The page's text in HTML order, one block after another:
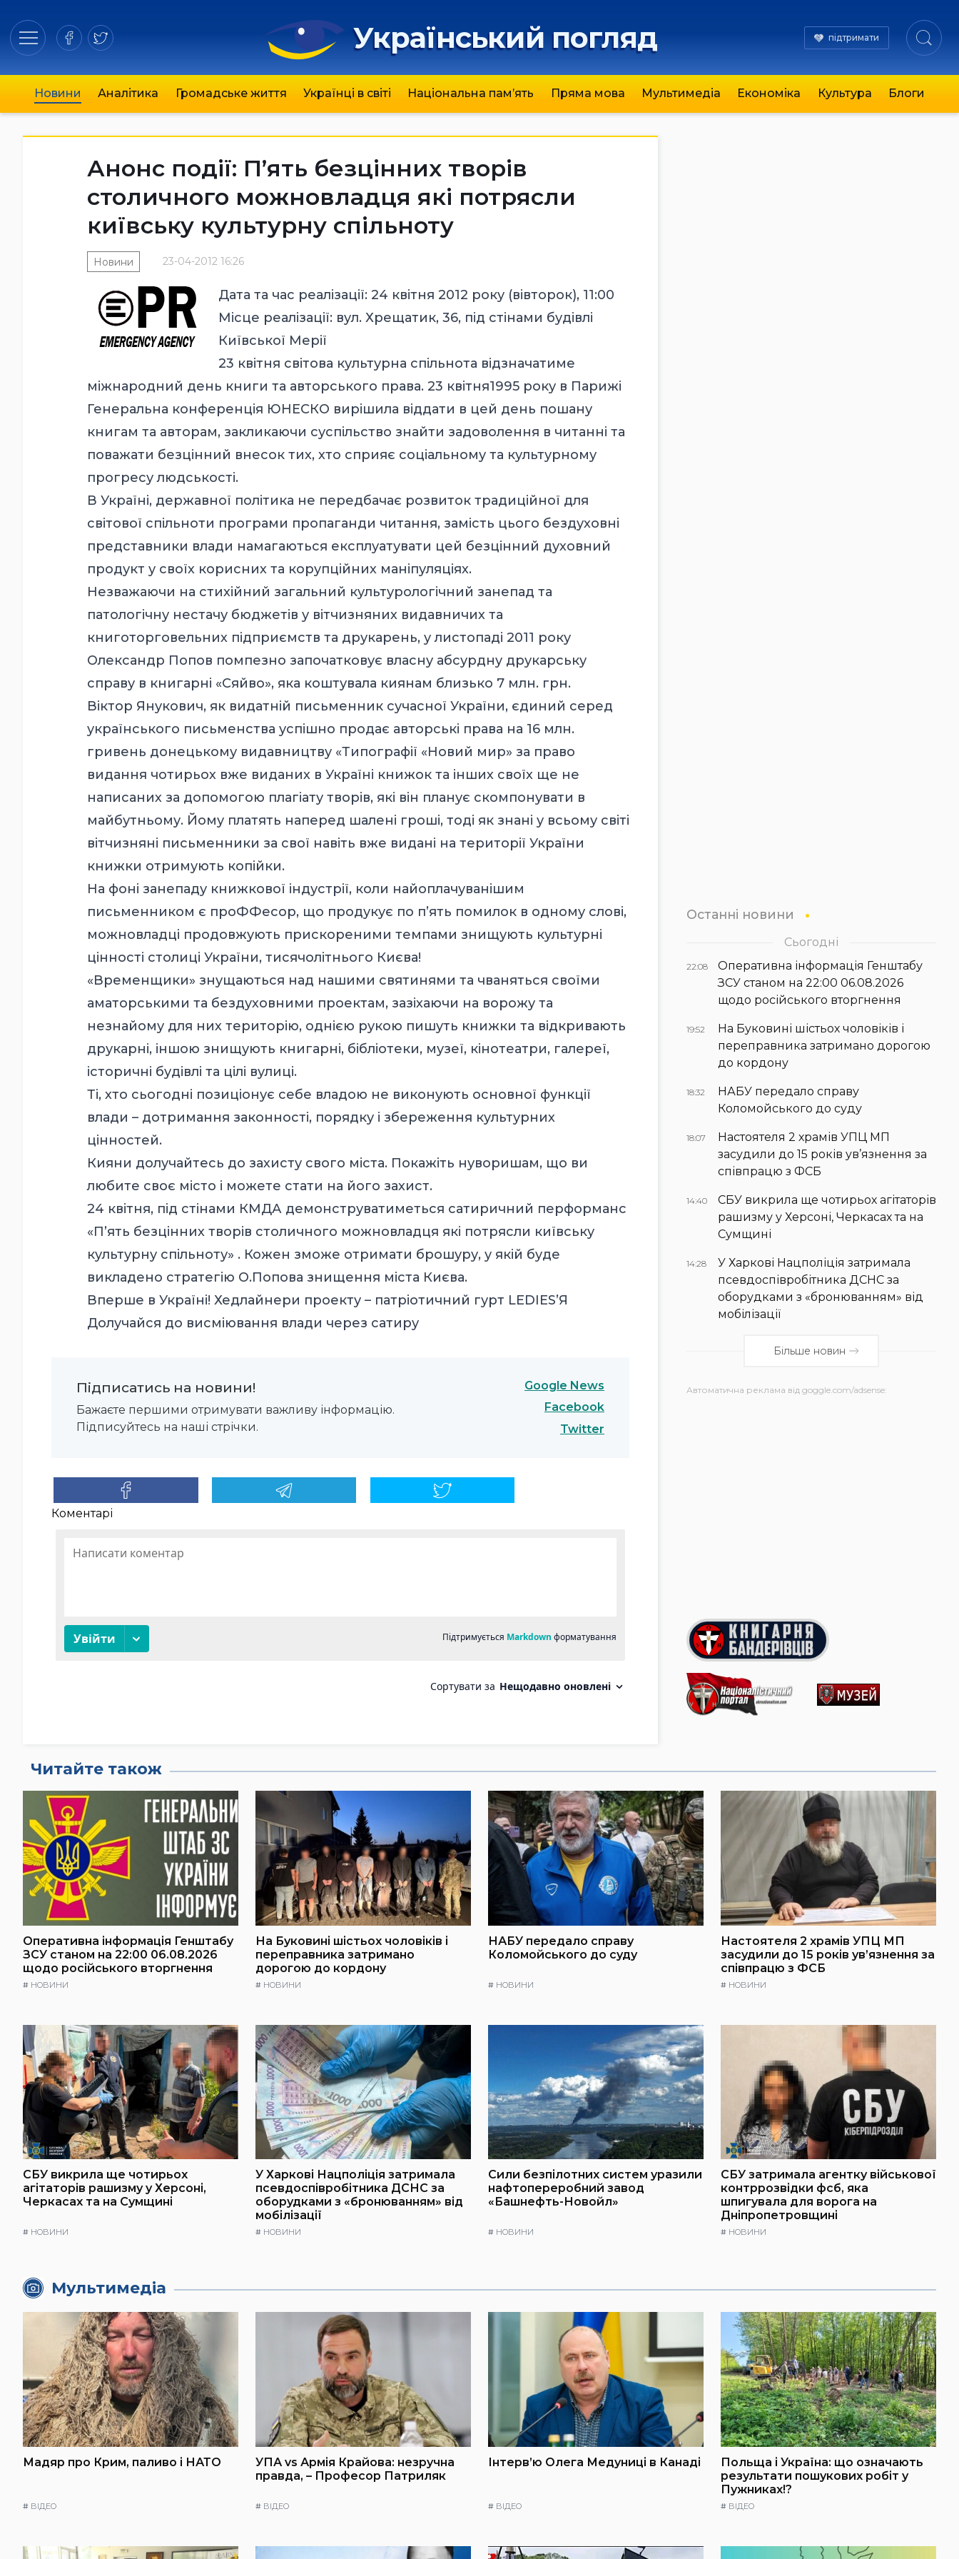
Український погляд підтримати
Новини Аналітика Громадське життя Українці в світі Національна пам’ять Пряма мова Мультимедіа Економіка Культура Блоги
Анонс події: П’ять безцінних творів
столичного можновладця які потрясли
київську культурну спільноту
23-04-2012 16:26
Новини
Дата та час реалізації: 24 квітня 2012 року (вівторок), 11:00
Місце реалізації: вул. Хрещатик, 36, під стінами будівлі
Київської Мерії
23 квітня світова культурна спільнота відзначатиме
міжнародний день книги та авторського права. 23 квітня1995 року в Парижі
Генеральна конференція ЮНЕСКО вирішила віддати в цей день пошану
книгам та авторам, закликаючи суспільство знайти задоволення в читанні та
поважати безцінний внесок тих, хто сприяє соціальному та культурному
прогресу людськості.
В Україні, державної політика не передбачає розвиток традиційної для
світової спільноти програми пропаганди читання, замість цього бездуховні
представники влади намагаються експлуатувати цей безцінний духовний
продукт у своїх корисних та корупційних маніпуляціях.
Незважаючи на стихійний загальний культурологічний занепад та
патологічну нестачу бюджетів у вітчизняних видавничих та
книготорговельних підприємств та друкарень, у листопаді 2011 року
Олександр Попов помпезно започатковує власну абсурдну друкарську
справу в книгарні «Сяйво», яка коштувала киянам близько 7 млн. грн.
Віктор Янукович, як видатній письменник сучасної України, єдиний серед
українського письменства успішно продає авторські права на 16 млн.
гривень донецькому видавництву «Типографії «Новий мир» за право
видання чотирьох вже виданих в Україні книжок та інших своїх ще не
написаних за допомогою плагіату творів, які він планує скомпонувати в
майбутньому. Йому платять наперед шалені гроші, тоді як знані у всьому світі
вітчизняні письменники за свої навіть вже видані на території України
книжки отримують копійки.
На фоні занепаду книжкової індустрії, коли найоплачуванішим
письменником є проФФесор, що продукує по п’ять помилок в одному слові,
можновладці продовжують прискореними темпами знищують культурні
цінності столиці України, тисячолітнього Києва!
«Временщики» знущаються над нашими святинями та чваняться своїми
аматорськими та бездуховними проектам, зазіхаючи на ворожу та
незнайому для них територію, однією рукою пишуть книжки та відкривають
друкарні, іншою знищують книгарні, бібліотеки, музеї, кінотеатри, галереї,
історичні будівлі та цілі вулиці.
Ті, хто сьогодні позиціонує себе владою не виконують основної функції
влади – дотримання законності, порядку і збереження культурних
цінностей.
Кияни долучайтесь до захисту свого міста. Покажіть нуворишам, що ви
любите своє місто і можете стати на його захист.
24 квітня, під стінами КМДА демонструватиметься сатиричний перформанс
«П’ять безцінних творів столичного можновладця які потрясли київську
культурну спільноту» . Кожен зможе отримати брошуру, у якій буде
викладено стратегію О.Попова знищення міста Києва.
Вперше в Україні! Хедлайнери проекту – патріотичний гурт LEDIES’Я
Долучайся до висміювання влади через сатиру
Підписатись на новини!
Бажаєте першими отримувати важливу інформацію.
Підписуйтесь на наші стрічки.
Google News
Facebook
Twitter
Коментарі
Останні новини
Сьогодні
22:08
Оперативна інформація Генштабу
ЗСУ станом на 22:00 06.08.2026
щодо російського вторгнення
19:52
На Буковині шістьох чоловіків і
переправника затримано дорогою
до кордону
18:32
НАБУ передало справу
Коломойського до суду
18:07
Настоятеля 2 храмів УПЦ МП
засудили до 15 років ув’язнення за
співпрацю з ФСБ
14:40
СБУ викрила ще чотирьох агітаторів
рашизму у Херсоні, Черкасах та на
Сумщині
14:28
У Харкові Нацполіція затримала
псевдоспівробітника ДСНС за
оборудками з «бронюванням» від
мобілізації
Більше новин
Автоматична реклама від goggle.com/adsense:
Читайте також
Оперативна інформація Генштабу
ЗСУ станом на 22:00 06.08.2026
щодо російського вторгнення
# НОВИНИ
На Буковині шістьох чоловіків і
переправника затримано
дорогою до кордону
# НОВИНИ
НАБУ передало справу
Коломойського до суду
# НОВИНИ
Настоятеля 2 храмів УПЦ МП
засудили до 15 років ув’язнення за
співпрацю з ФСБ
# НОВИНИ
СБУ викрила ще чотирьох
агітаторів рашизму у Херсоні,
Черкасах та на Сумщині
# НОВИНИ
У Харкові Нацполіція затримала
псевдоспівробітника ДСНС за
оборудками з «бронюванням» від
мобілізації
# НОВИНИ
Сили безпілотних систем уразили
нафтопереробний завод
«Башнефть-Новойл»
# НОВИНИ
СБУ затримала агентку військової
контррозвідки фсб, яка
шпигувала для ворога на
Дніпропетровщині
# НОВИНИ
Мультимедіа
Мадяр про Крим, паливо і НАТО
# ВІДЕО
УПА vs Армія Крайова: незручна
правда, – Професор Патриляк
# ВІДЕО
Інтерв’ю Олега Медуниці в Канаді
# ВІДЕО
Польща і Україна: що означають
результати пошукових робіт у
Пужниках!?
# ВІДЕО